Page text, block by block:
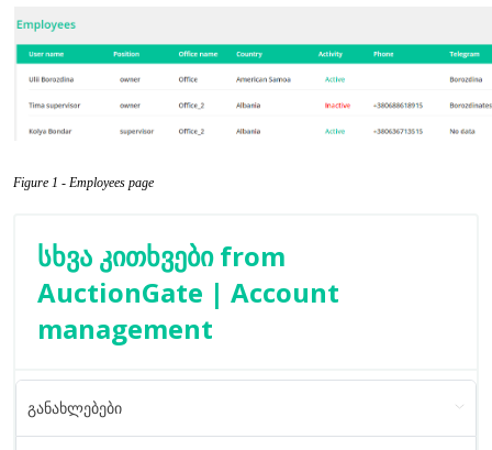
Figure 1 - Employees page
სხვა კითხვები from
AuctionGate | Account
management
განახლებები